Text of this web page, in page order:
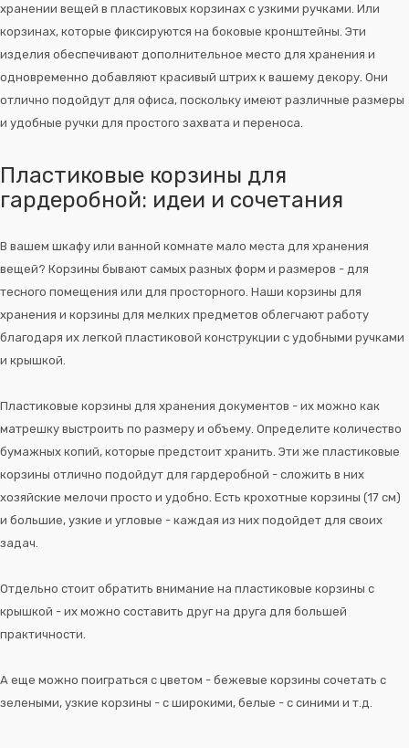
хранении вещей в пластиковых корзинах с узкими ручками. Или
корзинах, которые фиксируются на боковые кронштейны. Эти
изделия обеспечивают дополнительное место для хранения и
одновременно добавляют красивый штрих к вашему декору. Они
отлично подойдут для офиса, поскольку имеют различные размеры
и удобные ручки для простого захвата и переноса.
Пластиковые корзины для
гардеробной: идеи и сочетания
В вашем шкафу или ванной комнате мало места для хранения
вещей? Корзины бывают самых разных форм и размеров - для
тесного помещения или для просторного. Наши корзины для
хранения и корзины для мелких предметов облегчают работу
благодаря их легкой пластиковой конструкции с удобными ручками
и крышкой.
Пластиковые корзины для хранения документов - их можно как
матрешку выстроить по размеру и объему. Определите количество
бумажных копий, которые предстоит хранить. Эти же пластиковые
корзины отлично подойдут для гардеробной - сложить в них
хозяйские мелочи просто и удобно. Есть крохотные корзины (17 см)
и большие, узкие и угловые - каждая из них подойдет для своих
задач.
Отдельно стоит обратить внимание на пластиковые корзины с
крышкой - их можно составить друг на друга для большей
практичности.
А еще можно поиграться с цветом - бежевые корзины сочетать с
зелеными, узкие корзины - с широкими, белые - с синими и т.д.